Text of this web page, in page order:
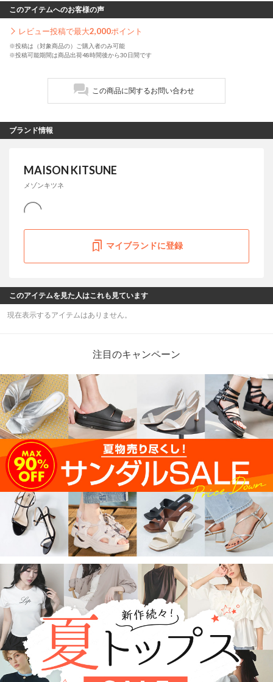
このアイテムへのお客様の声
レビュー投稿で最大2,000ポイント
※投稿は（対象商品の）ご購入者のみ可能
※投稿可能期間は商品出荷48時間後から30日間です
この商品に関するお問い合わせ
ブランド情報
MAISON KITSUNE
メゾンキツネ
マイブランドに登録
このアイテムを見た人はこれも見ています
現在表示するアイテムはありません。
注目のキャンペーン